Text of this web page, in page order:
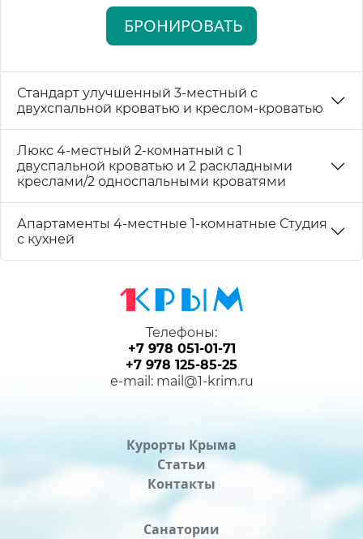
БРОНИРОВАТЬ
Стандарт улучшенный 3-местный с
двухспальной кроватью и креслом-кроватью
Люкс 4-местный 2-комнатный с 1
двуспальной кроватью и 2 раскладными
креслами/2 односпальными кроватями
Апартаменты 4-местные 1-комнатные Студия
с кухней
Курорты Крыма
Статьи
Контакты
Санатории
Телефоны:
+7 978 051-01-71
+7 978 125-85-25
e-mail: mail@1-krim.ru